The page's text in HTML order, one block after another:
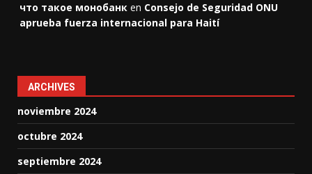
что такое монобанк en Consejo de Seguridad ONU
aprueba fuerza internacional para Haití
ARCHIVES
noviembre 2024
octubre 2024
septiembre 2024